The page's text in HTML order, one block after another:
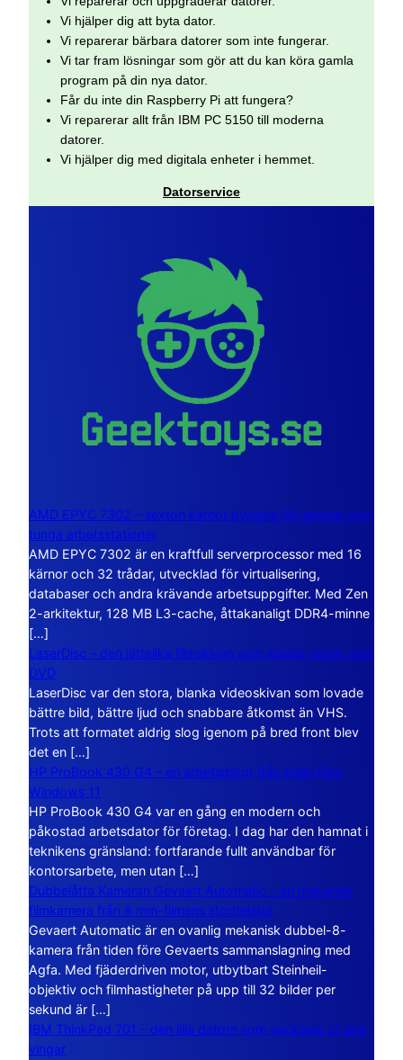
Vi hjälper dig att byta dator.
Vi reparerar bärbara datorer som inte fungerar.
Vi tar fram lösningar som gör att du kan köra gamla
program på din nya dator.
Får du inte din Raspberry Pi att fungera?
Vi reparerar allt från IBM PC 5150 till moderna
datorer.
Vi hjälper dig med digitala enheter i hemmet.
Datorservice
AMD EPYC 7302 – sexton kärnor byggda för servrar och
tunga arbetsstationer
AMD EPYC 7302 är en kraftfull serverprocessor med 16
kärnor och 32 trådar, utvecklad för virtualisering,
databaser och andra krävande arbetsuppgifter. Med Zen
2-arkitektur, 128 MB L3-cache, åttakanaligt DDR4-minne
[…]
LaserDisc – den jättelika filmskivan som visade vägen mot
DVD
LaserDisc var den stora, blanka videoskivan som lovade
bättre bild, bättre ljud och snabbare åtkomst än VHS.
Trots att formatet aldrig slog igenom på bred front blev
det en […]
HP ProBook 430 G4 – en arbetsdator från tiden före
Windows 11
HP ProBook 430 G4 var en gång en modern och
påkostad arbetsdator för företag. I dag har den hamnat i
teknikens gränsland: fortfarande fullt användbar för
kontorsarbete, men utan […]
Dubbelåtta Kameran Gevaert Automatic – en mekanisk
filmkamera från 8 mm-filmens storhetstid
Gevaert Automatic är en ovanlig mekanisk dubbel-8-
kamera från tiden före Gevaerts sammanslagning med
Agfa. Med fjäderdriven motor, utbytbart Steinheil-
objektiv och filmhastigheter på upp till 32 bilder per
sekund är […]
IBM ThinkPad 701 – den lilla datorn som vecklade ut sina
vingar